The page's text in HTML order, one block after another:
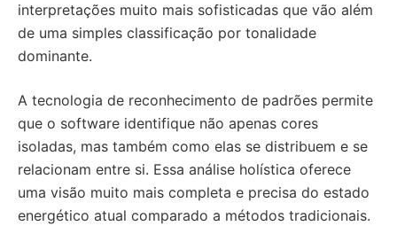
interpretações muito mais sofisticadas que vão além
de uma simples classificação por tonalidade
dominante.
A tecnologia de reconhecimento de padrões permite
que o software identifique não apenas cores
isoladas, mas também como elas se distribuem e se
relacionam entre si. Essa análise holística oferece
uma visão muito mais completa e precisa do estado
energético atual comparado a métodos tradicionais.